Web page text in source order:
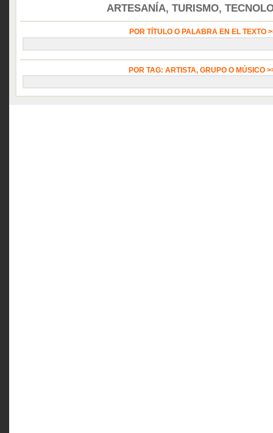
ARTESANÍA, TURISMO,
POR TÍTULO O PALABRA EN EL TEXTO
POR TAG: ARTISTA, GRUPO O MÚSICO